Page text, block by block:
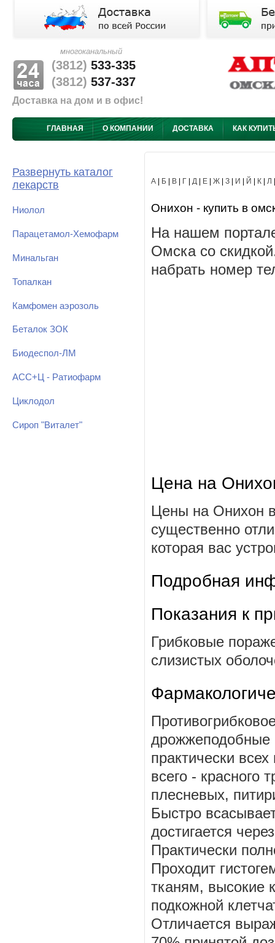
многоканальный
(3812) 533-335
(3812) 537-337
Доставка на дом и в офис!
ГЛАВНАЯ О КОМПАНИИ ДОСТАВКА КАК
Развернуть каталог
лекарств
Ниолол
Парацетамол-Хемофарм
Минальган
Топалкан
Камфомен аэрозоль
Беталок ЗОК
Биодеспол-ЛМ
АСС+Ц - Ратиофарм
Циклодол
Сироп "Виталет"
А Б В Г Д Е Ж З И Й К Л
Онихон - купить в
На нашем
Омска со
набрать номер
Цена на
Цены на Онихон
существенно
которая вас
Подробная
Показания к
Грибковые
слизистых
дрожжеподобные
практически
всего - красного
плесневых,
Быстро
достигается
Практически
Проходит
тканям, высокие
подкожной
Отличается